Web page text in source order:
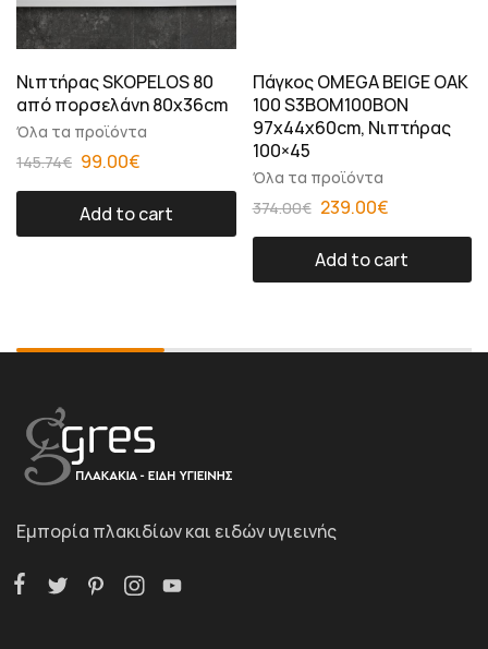
Όλα τα προϊόντα
Νιπτήρας SKOPELOS 80
από πορσελάνη 80x36cm
145.74€ 99.00€
Add to cart
Όλα τα προϊόντα
Πάγκος OMEGA BEIGE OAK
100 S3BOM100BON
97x44x60cm, Νιπτήρας
100×45
374.00€ 239.00€
Add to cart
Εμπορία πλακιδίων και ειδών υγιεινής